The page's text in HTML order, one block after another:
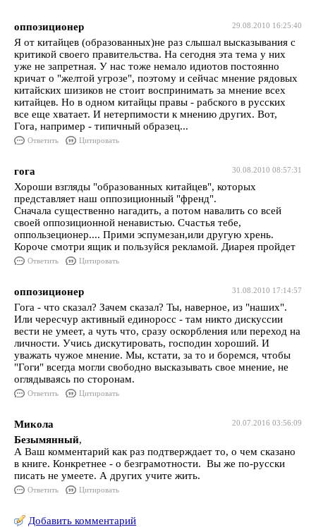
29.08.2010 16:25:40
оппозиционер
Я от китайцев (образованных)не раз слышал высказывания с
критикой своего правительства. На сегодня эта тема у них
уже не запретная. У нас тоже немало идиотов постоянно
кричат о "желтой угрозе", поэтому и сейчас мнение рядовых
китайских шизиков не стоит воспринимать за мнение всех
китайцев. Но в одном китайцы правы - рабского в русских
все еще хватает. И нетерпимости к мнению других. Вот,
Гога, например - типичный образец...
Ответить Цитировать
30.08.2010 08:57:31
гога
Хороши взгляды "образованных китайцев", которых
представляет наш оппозиционный "френд".
Сначала существенно нагадить, а потом навалить со всей
своей оппозиционной ненавистью. Счастья тебе,
оппользеционер.... Прими эспумезан,или другую хрень.
Короче смотри ящик и пользуйся рекламой. Диарея пройдет
Ответить Цитировать
31.08.2010 17:14:57
оппозиционер
Гога - что сказал? Зачем сказал? Ты, наверное, из "наших".
Или чересчур активный единоросс - там никто дискуссии
вести не умеет, а чуть что, сразу оскорбления или переход на
личности. Учись дискутировать, господин хороший. И
уважать чужое мнение. Мы, кстати, за то и боремся, чтобы
"Гоги" всегда могли свободно высказывать свое мнение, не
оглядываясь по сторонам.
Ответить Цитировать
20.07.2016 03:56:09
Микола
Безымянный,
А Ваш комментарий как раз подтверждает то, о чем сказано
в книге. Конкретнее - о безграмотности. Вы же по-русски
писать не умеете. А других учите жить.
Ответить Цитировать
Добавить комментарий